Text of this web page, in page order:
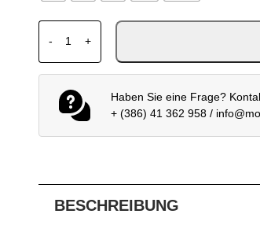
-
ALPINESTARS MTB A-MOTION
+
Haben Sie eine Frage?
+ (386) 41 362 958/
BESCHREIBUNG